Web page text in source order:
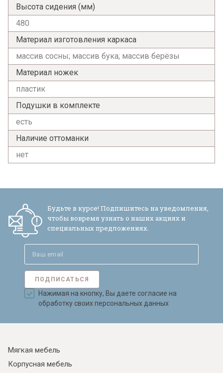
Высота сидения (мм)
480
Материал изготовления каркаса
массив сосны; массив бука; массив берёзы
Материал ножек
пластик
Подушки в комплекте
есть
Наличие оттоманки
нет
Будьте в курсе! Подпишитесь на уведомления,
чтобы вовремя узнать о наших акциях и
специальных предложениях.
ПОДПИСАТЬСЯ
Нажимая на кнопку, Вы даете согласие на
обработку своих персональных данных
Мягкая мебель
Корпусная мебель